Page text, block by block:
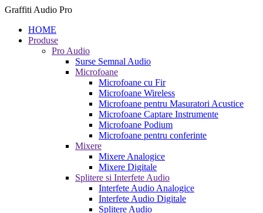
Graffiti Audio Pro
HOME
Produse
Pro Audio
Surse Semnal Audio
Microfoane
Microfoane cu Fir
Microfoane Wireless
Microfoane pentru Masuratori Acustice
Microfoane Captare Instrumente
Microfoane Podium
Microfoane pentru conferinte
Mixere
Mixere Analogice
Mixere Digitale
Splitere si Interfete Audio
Interfete Audio Analogice
Interfete Audio Digitale
Splitere Audio